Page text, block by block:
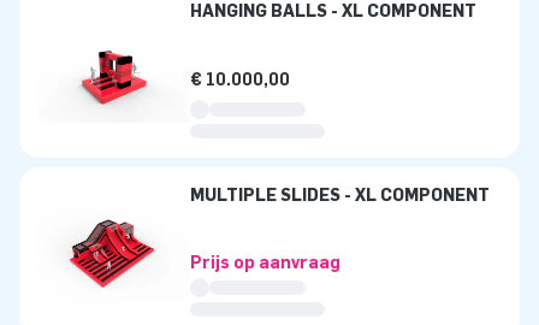
HANGING BALLS - XL COMPONENT
€ 10.000,00
MULTIPLE SLIDES - XL COMPONENT
Prijs op aanvraag